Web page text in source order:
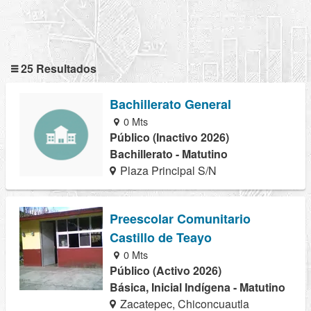
25 Resultados
Bachillerato General
0 Mts
Público (Inactivo 2026)
Bachillerato - Matutino
Plaza Principal S/N
Preescolar Comunitario
Castillo de Teayo
0 Mts
Público (Activo 2026)
Básica, Inicial Indígena - Matutino
Zacatepec, Chiconcuautla